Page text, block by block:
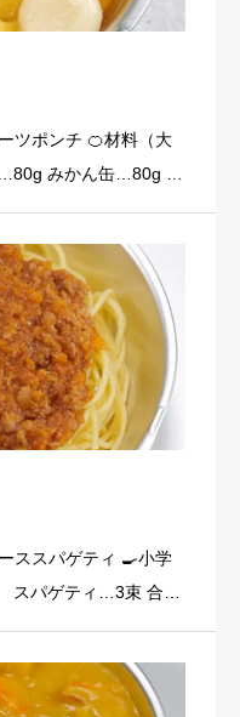
ツポンチ 🍊材料（大
みかん缶…80g 黄
ススパゲティ 🍳小学
スパゲティ…3束 合い
（1 […]